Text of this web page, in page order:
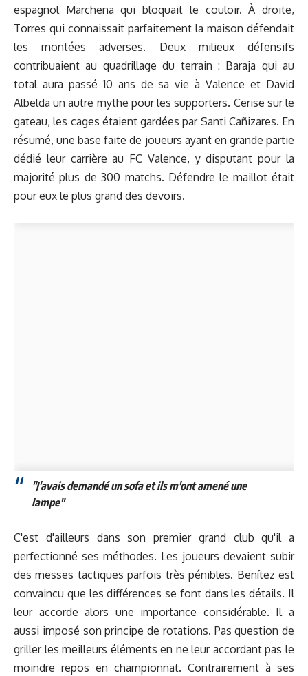
espagnol Marchena qui bloquait le couloir. À droite,
Torres qui connaissait parfaitement la maison défendait
les montées adverses. Deux milieux défensifs
contribuaient au quadrillage du terrain : Baraja qui au
total aura passé 10 ans de sa vie à Valence et David
Albelda un autre mythe pour les supporters. Cerise sur le
gateau, les cages étaient gardées par Santi Cañizares. En
résumé, une base faite de joueurs ayant en grande partie
dédié leur carrière au FC Valence, y disputant pour la
majorité plus de 300 matchs. Défendre le maillot était
pour eux le plus grand des devoirs.
"J'avais demandé un sofa et ils m'ont amené une
lampe"
C'est d'ailleurs dans son premier grand club qu'il a
perfectionné ses méthodes. Les joueurs devaient subir
des messes tactiques parfois très pénibles. Benítez est
convaincu que les différences se font dans les détails. Il
leur accorde alors une importance considérable. Il a
aussi imposé son principe de rotations. Pas question de
griller les meilleurs éléments en ne leur accordant pas le
moindre repos en championnat. Contrairement à ses